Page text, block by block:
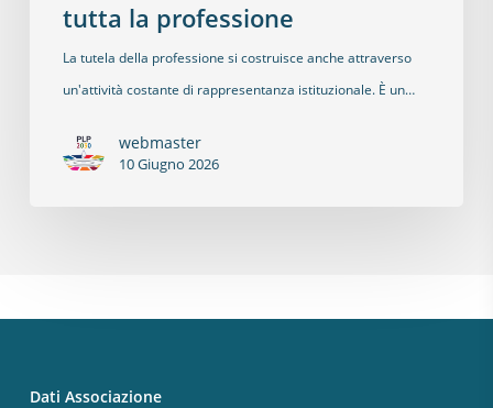
tutta la professione
La tutela della professione si costruisce anche attraverso
un'attività costante di rappresentanza istituzionale. È un…
webmaster
10 Giugno 2026
Dati Associazione